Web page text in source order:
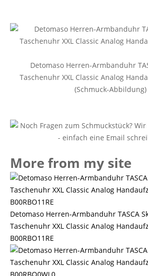
Detomaso Herren-Armbanduhr
Taschenuhr XXL Classic Analog
(Schmuck-Abbildung)
More from my site
Detomaso Herren-Armbanduhr TASCA
Taschenuhr XXL Classic Analog
B00RBO11RE